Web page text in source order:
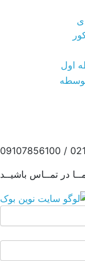
در تمــاس باشیــد